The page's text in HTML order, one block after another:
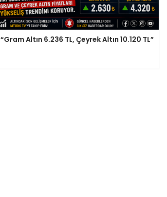
“Gram Altın 6.236 TL, Çeyrek Altın 10.120 TL”